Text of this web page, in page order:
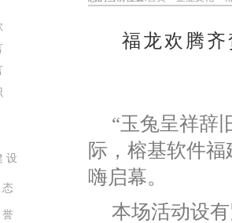
设
福龙欢腾
“玉兔呈祥辞
际，榕基软件
嗨启幕。
本场活动设